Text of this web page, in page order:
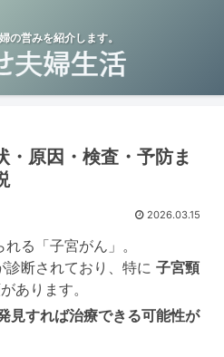
の営みを紹介します。
・原因・検査・予防ま
2026.03.15
る「子宮がん」。
診断されており、特に 子宮頸
あります。
見すれば治療できる可能性が